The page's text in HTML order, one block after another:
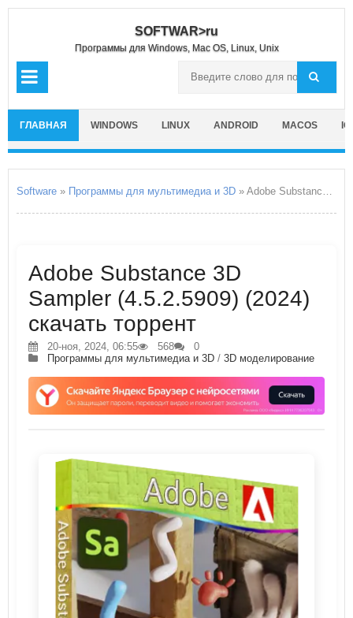
SOFTWAR>ru
Программы для Windows, Mac OS, Linux, Unix
ГЛАВНАЯ WINDOWS LINUX ANDROID MACOS
Software » Программы для мультимедиа и 3D » Adobe Substance 3D Sampler
Adobe Substance 3D
Sampler (4.5.2.5909) (2024)
скачать торрент
20-ноя, 2024, 06:55 568
0
Программы для мультимедиа и 3D / 3D моделирование